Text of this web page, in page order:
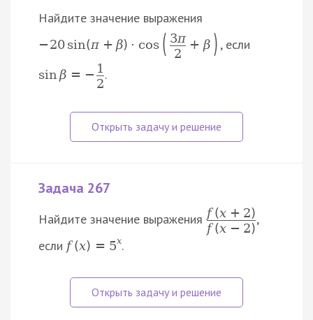
Найдите значение выражения
−20sin(π + β) ⋅ cos ( 3π
2
+ β ) , если
sin β = − 1
2
.
Задача 267
Найдите значение выражения f (x + 2)
f (x − 2)
,
если f (x) = 5x.